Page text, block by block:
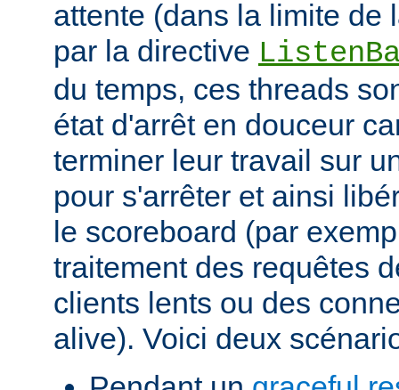
attente (dans la limite de
par la directive
du temps, ces threads
état d'arrêt en douceur
terminer leur travail sur
pour s'arrêter et ainsi
le scoreboard (par
traitement des requêtes
clients lents ou des
alive). Voici deux